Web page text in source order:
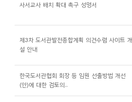
사서교사 배치 확대 촉구 성명서
제3차 도서관발전종합계획 의견수렴 사이트 개
설 안내
한국도서관협회 회장 등 임원 선출방법 개선
(안)에 대한 검토의..
사